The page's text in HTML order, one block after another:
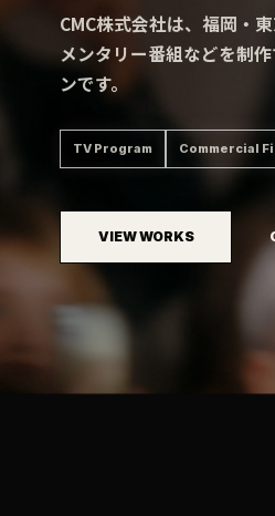
CMC株式会社は、福岡・
メンタリー番組などを制
ンです。
TV Program Commercial
VIEW WORKS